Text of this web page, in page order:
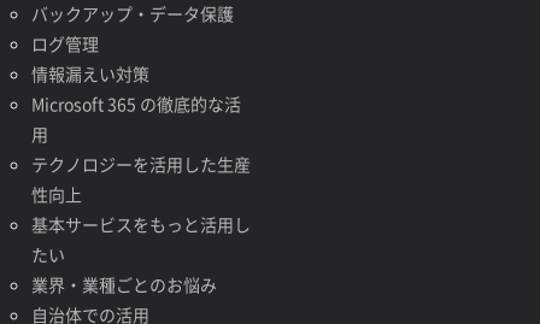
バックアップ・データ保護
ログ管理
情報漏えい対策
Microsoft 365 の徹底的な活
用
テクノロジーを活用した生産
性向上
基本サービスをもっと活用し
たい
業界・業種ごとのお悩み
自治体での活用